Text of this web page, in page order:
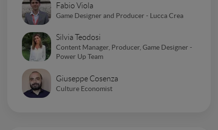
Fabio Viola
Game Designer and Producer - Lucca Crea
Silvia Teodosi
Content Manager, Producer, Game Designer -
Power Up Team
Giuseppe Cosenza
Culture Economist